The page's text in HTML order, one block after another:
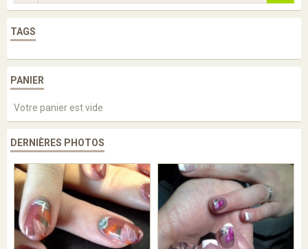
TAGS
PANIER
Votre panier est vide
DERNIÈRES PHOTOS